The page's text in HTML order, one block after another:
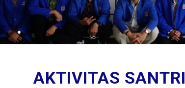
AKTIVITAS SANTRI